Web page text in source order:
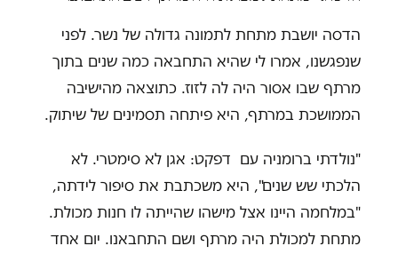
הדסה יושבת מתחת לתמונה גדולה של נשר. לפני
שנפגשנו, אמרו לי שהיא התחבאה כמה שנים בתוך
מרתף שבו אסור היה לה לזוז. כתוצאה מהישיבה
הממושכת במרתף, היא פיתחה תסמינים של שיתוק.
"נולדתי ברומניה עם דפקט: אגן לא סימטרי. לא
הלכתי שש שנים", היא משכתבת את סיפור לידתה,
"במלחמה היינו אצל מישהו שהייתה לו חנות מכולת.
מתחת למכולת היה מרתף ושם התחבאנו. יום אחד